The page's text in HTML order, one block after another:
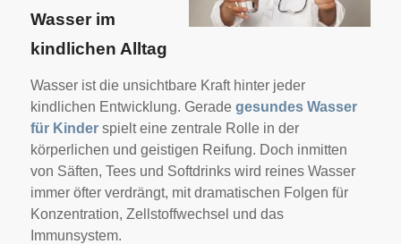
Wasser im
kindlichen Alltag
Wasser ist die unsichtbare Kraft hinter jeder
kindlichen Entwicklung. Gerade gesundes Wasser
für Kinderspielt eine zentrale Rolle in der
körperlichen und geistigen Reifung. Doch inmitten
von Säften, Tees und Softdrinks wird reines Wasser
immer öfter verdrängt, mit dramatischen Folgen für
Konzentration, Zellstoffwechsel und das
Immunsystem.